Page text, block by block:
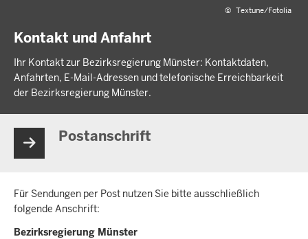
© Textune/Fotolia
Kontakt und Anfahrt
Ihr Kontakt zur Bezirksregierung Münster: Kontaktdaten,
Anfahrten, E-Mail-Adressen und telefonische Erreichbarkeit
der Bezirksregierung Münster.
Postanschrift
Für Sendungen per Post nutzen Sie bitte ausschließlich
folgende Anschrift:
Bezirksregierung Münster